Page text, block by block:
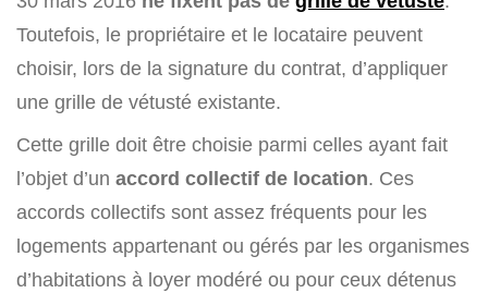
Toutefois, le propriétaire et le locataire peuvent
choisir, lors de la signature du contrat, d’appliquer
une grille de vétusté existante.
Cette grille doit être choisie parmi celles ayant fait
l’objet d’un accord collectif de location. Ces
accords collectifs sont assez fréquents pour les
logements appartenant ou gérés par les organismes
d’habitations à loyer modéré ou pour ceux détenus